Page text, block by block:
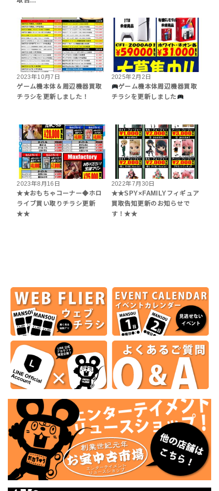
2023年10月7日
ゲーム機本体＆周辺機器買取
チラシを更新しました！
2025年2月2日
ゲーム機本体周辺機器買取
チラシを更新しました
2023年8月16日
★★おもちゃコーナー◆ホロ
ライブ買い取りチラシ更新
★★
2022年7月30日
★★SPY×FAMILYフィギュア
買取告知更新のお知らせで
す！★★